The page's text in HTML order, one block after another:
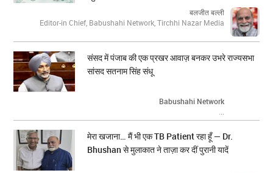
बलजीत बल्ली
Editor-in Chief, Babushahi Network, Tirchhi Nazar Media
संसद में पंजाब की एक प्रखर आवाज़ बनकर उभरे राज्यसभा
सांसद सतनाम सिंह संधू
Babushahi Network
...
मेरा खजाना… मैं भी एक TB Patient रहा हूँ — Dr.
Bhushan से मुलाकात ने ताज़ा कर दीं पुरानी यादें